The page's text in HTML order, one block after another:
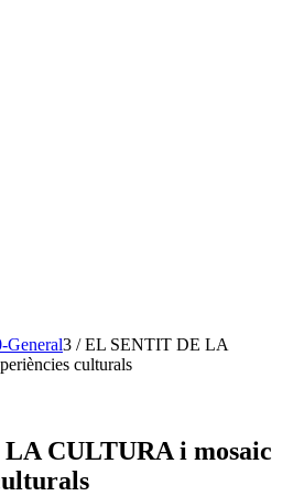
General3 / EL SENTIT DE LA
culturals
CULTURA i mosaic